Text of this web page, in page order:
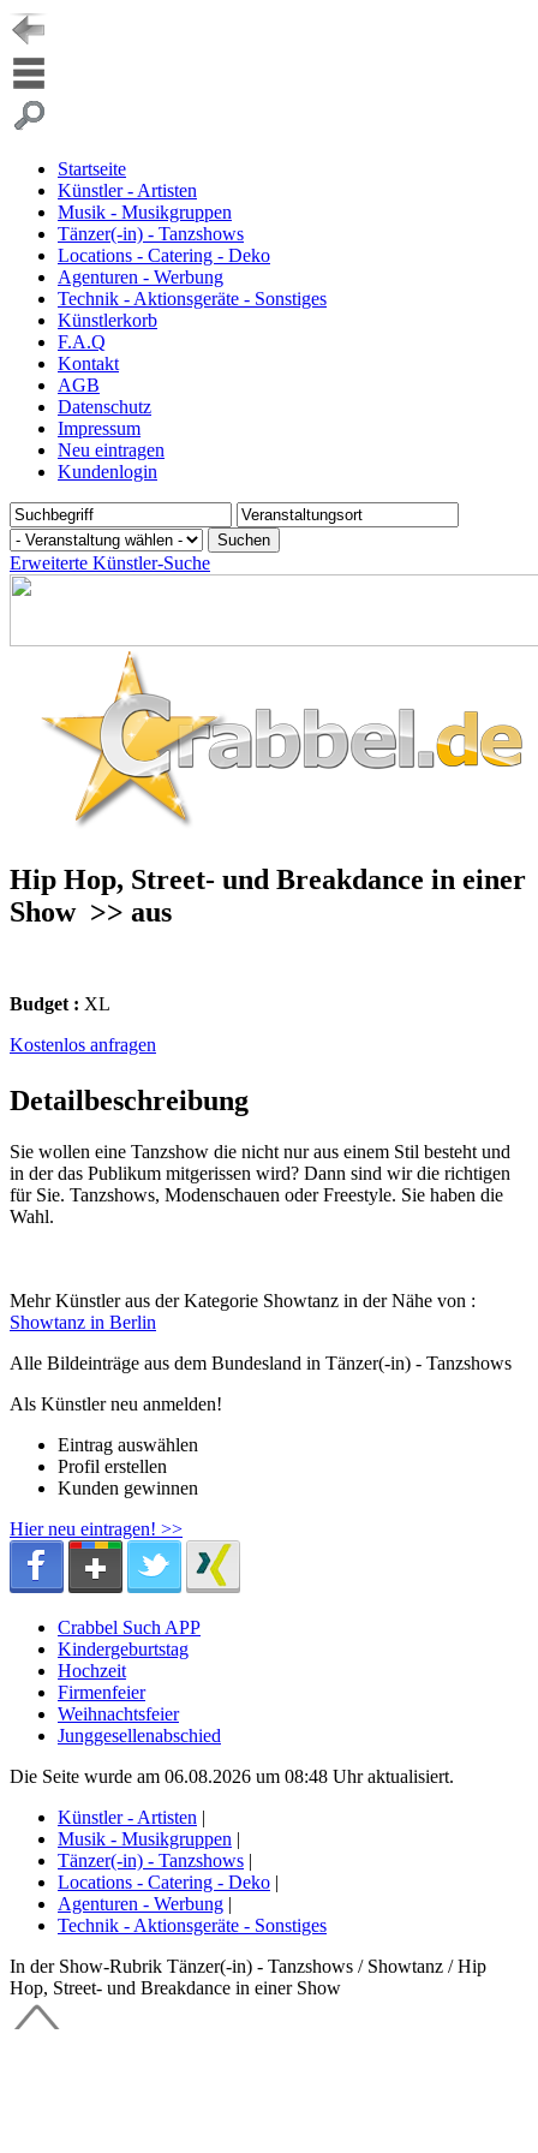
Startseite
Künstler - Artisten
Musik - Musikgruppen
Tänzer(-in) - Tanzshows
Locations - Catering - Deko
Agenturen - Werbung
Technik - Aktionsgeräte - Sonstiges
Künstlerkorb
F.A.Q
Kontakt
AGB
Datenschutz
Impressum
Neu eintragen
Kundenlogin
Erweiterte Künstler-Suche
Hip Hop, Street- und Breakdance in einer
Show >> aus
Budget : XL
Kostenlos anfragen
Detailbeschreibung
Sie wollen eine Tanzshow die nicht nur aus einem Stil besteht und
in der das Publikum mitgerissen wird? Dann sind wir die richtigen
für Sie. Tanzshows, Modenschauen oder Freestyle. Sie haben die
Wahl.
Mehr Künstler aus der Kategorie Showtanz in der Nähe von :
Showtanz in Berlin
Alle Bildeinträge aus dem Bundesland in Tänzer(-in) - Tanzshows
Als Künstler neu anmelden!
Eintrag auswählen
Profil erstellen
Kunden gewinnen
Hier neu eintragen! >>
Crabbel Such APP
Kindergeburtstag
Hochzeit
Firmenfeier
Weihnachtsfeier
Junggesellenabschied
Die Seite wurde am 06.08.2026 um 08:48 Uhr aktualisiert.
Künstler - Artisten |
Musik - Musikgruppen |
Tänzer(-in) - Tanzshows |
Locations - Catering - Deko |
Agenturen - Werbung |
Technik - Aktionsgeräte - Sonstiges
In der Show-Rubrik Tänzer(-in) - Tanzshows / Showtanz / Hip
Hop, Street- und Breakdance in einer Show